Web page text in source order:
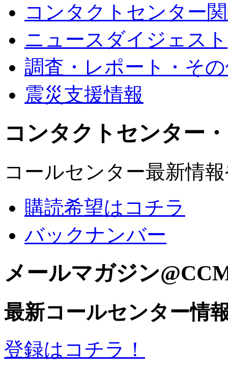
コンタクトセンター
ニュースダイジェスト
調査・レポート・そ
震災支援情報
コンタクトセンター
コールセンター最新情
購読希望はコチラ
バックナンバー
メールマガジン
最新コールセンター情
登録はコチラ！